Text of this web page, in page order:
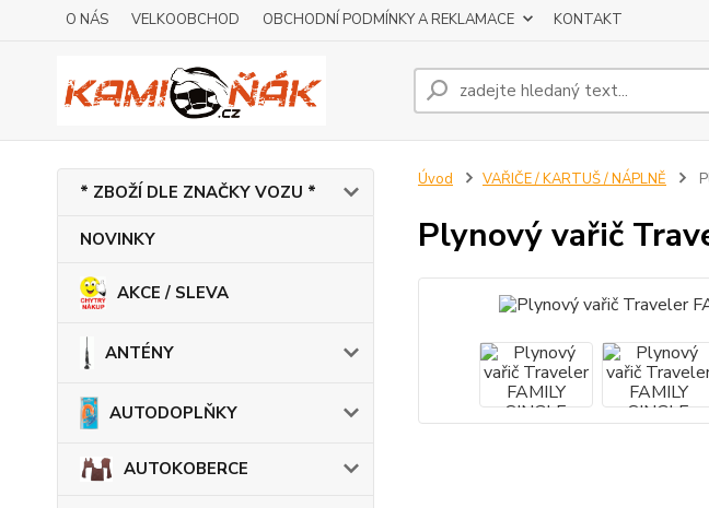
O NÁS VELKOOBCHOD OBCHODNÍ PODMÍNKY A REKLAMACE KONTAKT
* ZBOŽÍ DLE ZNAČKY VOZU *
NOVINKY
AKCE / SLEVA
ANTÉNY
AUTODOPLŇKY
AUTOKOBERCE
Úvod VAŘIČE / KARTUŠ / NÁPLNĚ
Plynový vařič